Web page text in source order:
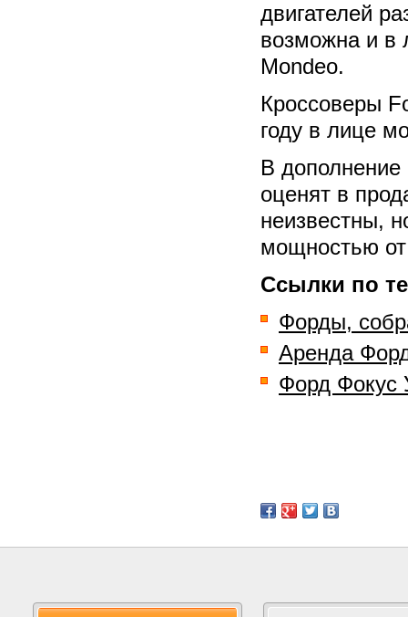
двигателей
возможна и в
Mondeo.
Кроссоверы
году в лице
В
оценят в
неизвестны,
мощностью
Ссылки по
Форды,
Аренда
Форд Фокус